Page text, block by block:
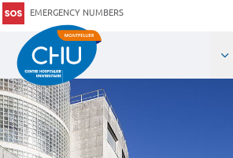
EMERGENCY NUMBERS